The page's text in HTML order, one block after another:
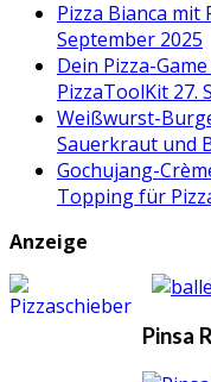
Pizza Bianca mit
September 2025
Dein Pizza-
PizzaToolKit 27.
Weißwurst-
Sauerkraut und
Gochujang-
Topping für
Anzeige
Pinsa